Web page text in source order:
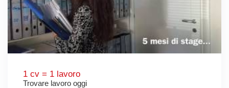
1 cv = 1 lavoro
Trovare lavoro oggi